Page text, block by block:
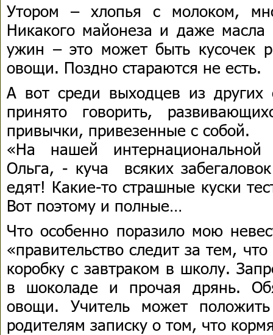
Утором – хлопья с молоком,
Никакого майонеза и даже
ужин – это может быть кусочек
овощи. Поздно стараются не есть.
А вот среди выходцев из
принято говорить,
привычки, привезенные с собой.
«На нашей
Ольга, - куча всяких
едят! Какие-то страшные куски
Вот поэтому и полные…
Что особенно поразило мою
«правительство следит за тем,
коробку с завтраком в школу.
в шоколаде и прочая дрянь.
овощи. Учитель может
родителям записку о том, что